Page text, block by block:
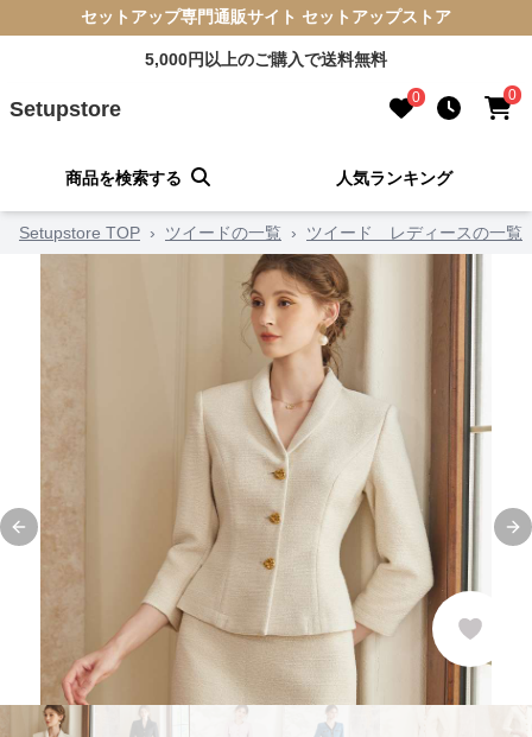
セットアップ専門通販サイト セットアップストア
5,000円以上のご購入で送料無料
Setupstore 0 0
商品を検索する 人気ランキング
Setupstore TOP › ツイードの一覧 › ツイード レディースの一覧
Previous slide